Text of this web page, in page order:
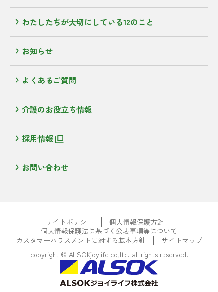
わたしたちが大切にしている12のこと
お知らせ
よくあるご質問
介護のお役立ち情報
採用情報
お問い合わせ
サイトポリシー
個人情報保護方針
個人情報保護法に基づく公表事項等について
カスタマーハラスメントに対する基本方針
サイトマップ
copyright © ALSOKjoylife co,ltd. all rights reserved.